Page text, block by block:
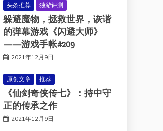
头条推荐 独游评测
躲避魔物，拯救世界，诙谐
的弹幕游戏《闪避大师》
——游戏手帐#209
2021年12月9日
原创文章 推荐
《仙剑奇侠传七》：持中守
正的传承之作
2021年12月9日